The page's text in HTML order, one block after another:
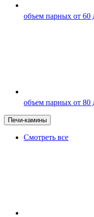
объем парных от 60
объем парных от 80
Печи-камины
Смотреть все